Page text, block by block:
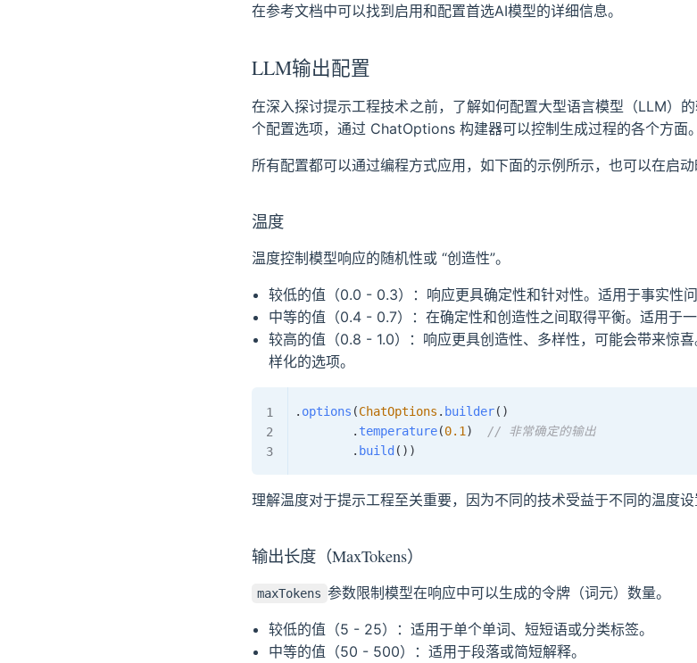
在参考文档中可以找到启用和配置首选AI模型的详细信息。
LLM输出配置
在深入探讨提示工程技术之前，了解如何配置大型语言模型（LLM）
个配置选项，通过 ChatOptions 构建器可以控制生成过程的各个方面。
所有配置都可以通过编程方式应用，如下面的示例所示，也可以在启
温度
温度控制模型响应的随机性或 “创造性”。
较低的值（0.0 - 0.3）：响应更具确定性和针对性。适用于事实性
中等的值（0.4 - 0.7）：在确定性和创造性之间取得平衡。适用于一
较高的值（0.8 - 1.0）：响应更具创造性、多样性，可能会带来惊
样化的选项。
. options (ChatOptions . builder( )
. temperature(0.1 )
// 非常确定的输出
. build ( ) )
理解温度对于提示工程至关重要，因为不同的技术受益于不同的温度设
输出长度（MaxTokens）
maxTokens 参数限制模型在响应中可以生成的令牌（词元）数量。
较低的值（5 - 25）：适用于单个单词、短短语或分类标签。
中等的值（50 - 500）：适用于段落或简短解释。